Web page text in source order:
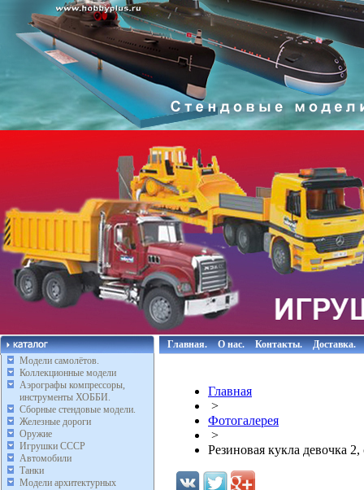
Модели самолётов.
Коллекционные модели
Аэрографы компрессоры,
инструменты ХОББИ.
Сборные стендовые модели.
Железные дороги
Оружие
Игрушки СССР
Автомобили
Танки
Модели архитектурных
Главная. О нас. Контакты. Доставка.
Главная
>
Фотогалерея
>
Резиновая кукла девочка